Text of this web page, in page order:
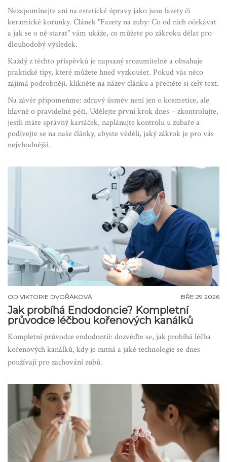
Nezapomínejte ani na estetické úpravy jako jsou fazety či
keramické korunky. Článek "Fazety na zuby: Co od nich očekávat
a jak se o ně starat" vám ukáže, co můžete po zákroku dělat pro
dlouhodobý výsledek.
Každý z těchto příspěvků je napsaný srozumitelně a obsahuje
praktické tipy, které můžete hned vyzkoušet. Pokud vás něco
zajímá podrobněji, klikněte na název článku a přečtěte si celý text.
Na závěr připomeňme: zdravý úsměv není jen o kosmetice, ale
hlavně o pravidelné péči. Udělejte první krok dnes – zkontrolujte,
jestli máte správný kartáček, naplánujte kontrolu u zubaře a
podívejte se na naše články, abyste věděli, jaký zákrok je pro vás
nejvhodnější.
OD VIKTORIE DVOŘÁKOVÁ BŘE 29 2026
Jak probíhá Endodoncie? Kompletní
průvodce léčbou kořenových kanálků
Kompletní průvodce endodontií: dozvěďte se, jak probíhá léčba
kořenových kanálků, kdy je nutná a jaké technologie se dnes
používají pro zachování zubů.